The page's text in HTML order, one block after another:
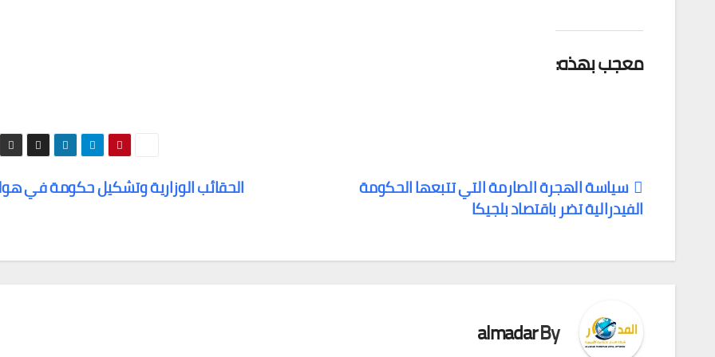
معجب بهذه:
تصفّح
المقالات
الحقائب الوزارية وتشكيل حكومة في سياسة الهجرة الصارمة التي تتبعها الحكومة
الفيدرالية تضر باقتصاد بلجيكا
By
almadar